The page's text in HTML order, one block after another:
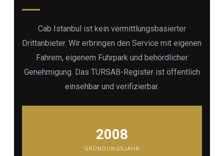
Cab Istanbul ist kein vermittlungsbasierter
Drittanbieter. Wir erbringen den Service mit eigenen
Fahrern, eigenem Fuhrpark und behördlicher
Genehmigung. Das TURSAB-Register ist öffentlich
einsehbar und verifizierbar.
2008
GRÜNDUNGSJAHR